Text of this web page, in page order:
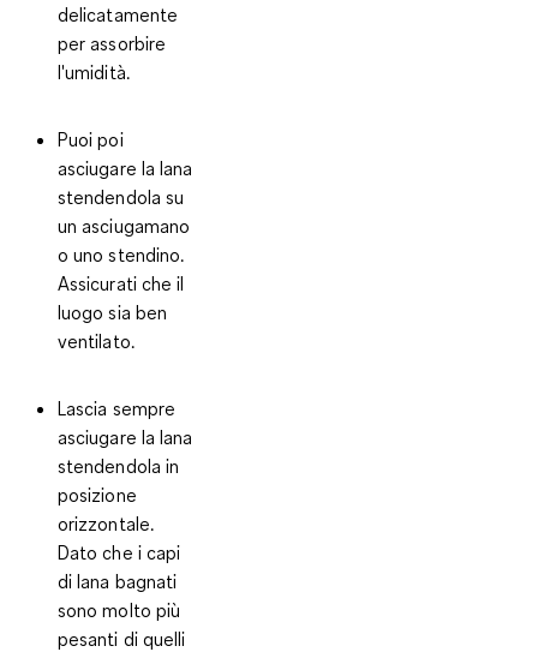
delicatamente
per assorbire
l'umidità.
Puoi poi
asciugare la lana
stendendola su
un asciugamano
o uno stendino.
Assicurati che il
luogo sia ben
ventilato.
Lascia sempre
asciugare la lana
stendendola in
posizione
orizzontale.
Dato che i capi
di lana bagnati
sono molto più
pesanti di quelli